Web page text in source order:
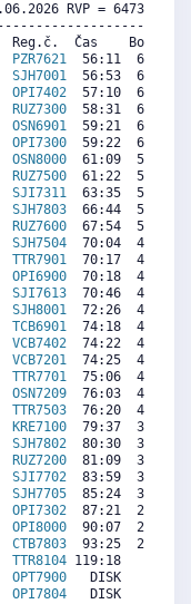
RVP = 6473/
Čas    Body
PZR7621
56:11  6406
SJH7001
56:53  6328
OPI7402
57:10  6296
RUZ7300
58:31  6145
OSN6901
59:21  6052
OPI7300
59:22  6050
OSN8000
61:09  5851
RUZ7500
61:22  5827
SJI7311
63:35  5579
SJH7803
66:44  5227
RUZ7600
67:54  5096
SJH7504
70:04  4854
TTR7901
70:17  4830
OPI6900
70:18  4828
SJI7613
70:46  4776
SJH8001
72:26  4589
TCB6901
74:18  4381
VCB7402
74:22  4373
VCB7201
74:25  4368
TTR7701
75:06  4291
OSN7209
76:03  4185
TTR7503
76:20  4154
KRE7100
79:37  3786
SJH7802
80:30  3688
RUZ7200
81:09  3615
SJI7702
83:59  3298
SJH7705
85:24  3140
OPI7302
87:21  2922
OPI8000
90:07  2613
CTB7803
93:25  2244
TTR8104 119:18     0
OPT7900
DISK     0
OPI7804
DISK     0